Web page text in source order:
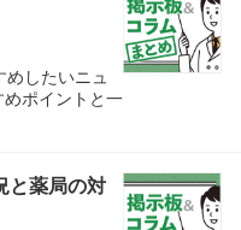
したいニュ
ポイントと一
と薬局の対